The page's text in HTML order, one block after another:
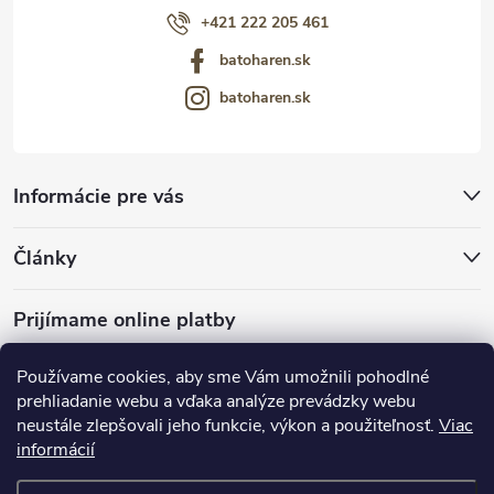
Používame cookies, aby sme Vám umožnili pohodlné
prehliadanie webu a vďaka analýze prevádzky webu
neustále zlepšovali jeho funkcie, výkon a použiteľnosť. Viac
informácií
Informácie pre vás
Články
Prijímame online platby
+421 222 205 461
batoharen.sk
batoharen.sk